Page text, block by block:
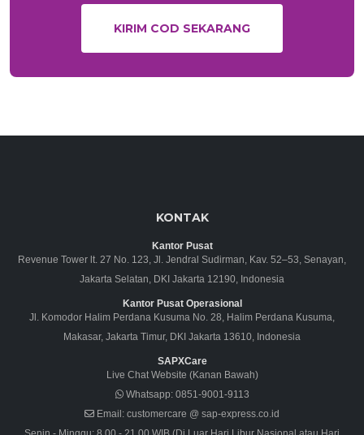
KIRIM COD SEKARANG
KONTAK
Kantor Pusat
Revenue Tower lt. 27 No. 123, Jl. Jendral Sudirman, Kav. 52–53, Senayan,
Jakarta Selatan, DKI Jakarta 12190, Indonesia
Kantor Pusat Operasional
Jl. Komodor Halim Perdana Kusuma No. 28, Halim Perdana Kusuma,
Makasar, Jakarta Timur, DKI Jakarta 13610, Indonesia
SAPXCare
Live Chat Website (Kanan Bawah)
Whatsapp:0851-9001-9113
Email: customercare @ sap-express.co.id
Senin - Minggu: 8.00 - 21.00 WIB (Di Luar Hari Libur Nasional atau Hari